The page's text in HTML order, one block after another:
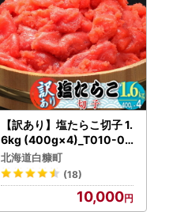
【訳あり】塩たらこ切子 1.
6kg (400g×4)_T010-08
22
北海道白糠町
(18)
10,000